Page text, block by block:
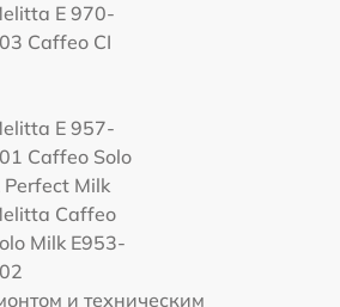
Е 970-
Caffeo CI
E 957-
Caffeo Solo
Perfect Milk
Caffeo
Milk E953-
и техническим